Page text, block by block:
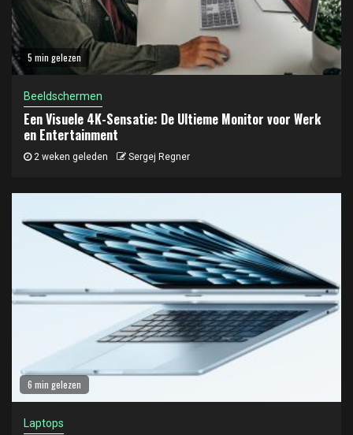
5 min gelezen
Beeldschermen
Een Visuele 4K-Sensatie: De Ultieme Monitor voor Werk
en Entertainment
2 weken geleden Sergej Regner
6 min gelezen
Laptops